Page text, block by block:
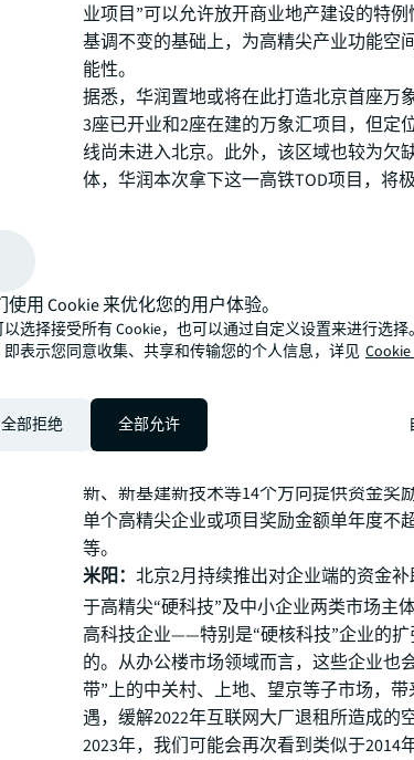
业项目”可以允许放开商业地产建设的特
基调不变的基础上，为高精尖产业功能空
能性。
据悉，华润置地或将在此打造北京首座万
3座已开业和2座在建的万象汇项目，但定
线尚未进入北京。此外，该区域也较为欠
体，华润本次拿下这一高铁TOD项目，将
三、北京持续发布
企业的补助政策
2月23日，北京发布《2023年北京市支持
南》征求意见稿，重点支持方向包括支持
融资环境、数字化赋能等8个方向。其中
中小企业购买数字化赋能服务或产品，给
2月24日，北京发布《2023年北京市高精
（第一批）》征集意见稿，针对集成电路
新、新基建新技术等14个方向提供资金奖
单个高精尖企业或项目奖励金额单年度不
等。
米阳：北京2月持续推出对企业端的资金
于高精尖“硬科技”及中小企业两类市场主
高科技企业——特别是“硬核科技”企业的
的。从办公楼市场领域而言，这些企业也
带”上的中关村、上地、望京等子市场，
遇，缓解2022年互联网大厂退租所造成的
2023年，我们可能会再次看到类似于2014
使用 Cookie 来优化您的用户体验。
选择接受所有 Cookie，也可以通过自定义设置来进行选择
即表示您同意收集、共享和传输您的个人信息，详见
全部拒绝 全部允许